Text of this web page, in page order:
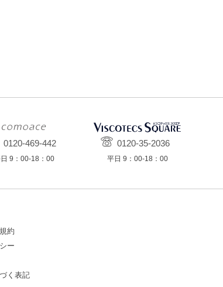
0120-469-442
9：00-18：00
0120-35-2036
平日 9：00-18：00
約
ー
く表記